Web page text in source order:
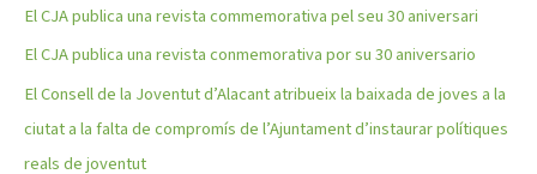
:El CJA publica una revista commemorativa pel seu 30 aniversari
El CJA publica una revista conmemorativa por su 30 aniversario
El Consell de la Joventut d’Alacant atribueix la baixada de joves a la
ciutat a la falta de compromís de l’Ajuntament d’instaurar polítiques
reals de joventut